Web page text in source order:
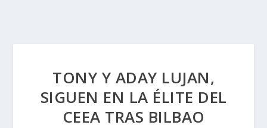
TONY Y ADAY LUJAN,
SIGUEN EN LA ÉLITE DEL
CEEA TRAS BILBAO